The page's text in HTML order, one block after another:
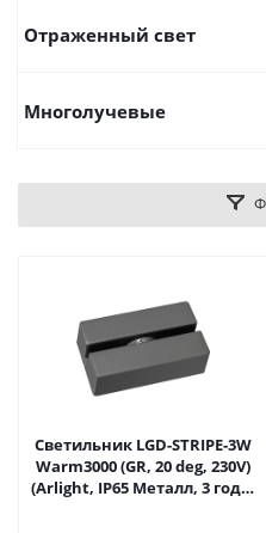
Отраженный свет
Многолучевые
Светильник LGD-STRIPE-3W
Warm3000 (GR, 20 deg, 230V)
(Arlight, IP65 Металл, 3 года)